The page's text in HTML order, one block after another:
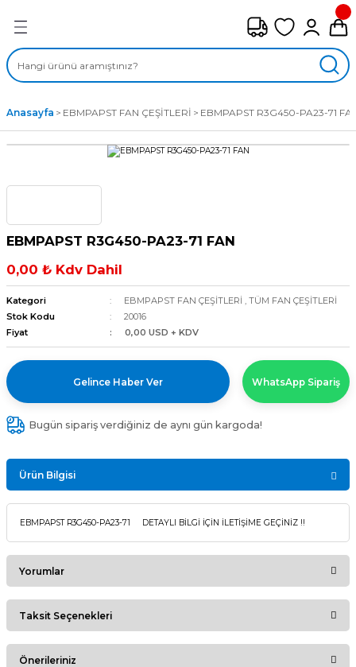
ÇEŞİTLERİ
FANLAR
FANLAR
Anasayfa EBMPAPST FAN ÇEŞİTLERİ EBMPAPST R3G450-PA23-71
EBMPAPST R3G450-PA23-71 FAN
0,00 ₺ Kdv Dahil
Kategori EBMPAPST FAN ÇEŞİTLERİ , TÜM FAN ÇEŞİTLERİ
Stok Kodu
20016
Fiyat
0,00 USD + KDV
Gelince Haber Ver WhatsApp Sipariş
Bugün sipariş verdiğiniz de aynı gün kargoda!
Ürün Bilgisi
EBMPAPST R3G450-PA23-71 DETAYLI BİLGİ İÇİN İLETİŞİME GEÇİNİZ !!
Yorumlar
Bu ürüne ilk yorumu siz yapın!
Taksit Seçenekleri
Önerileriniz